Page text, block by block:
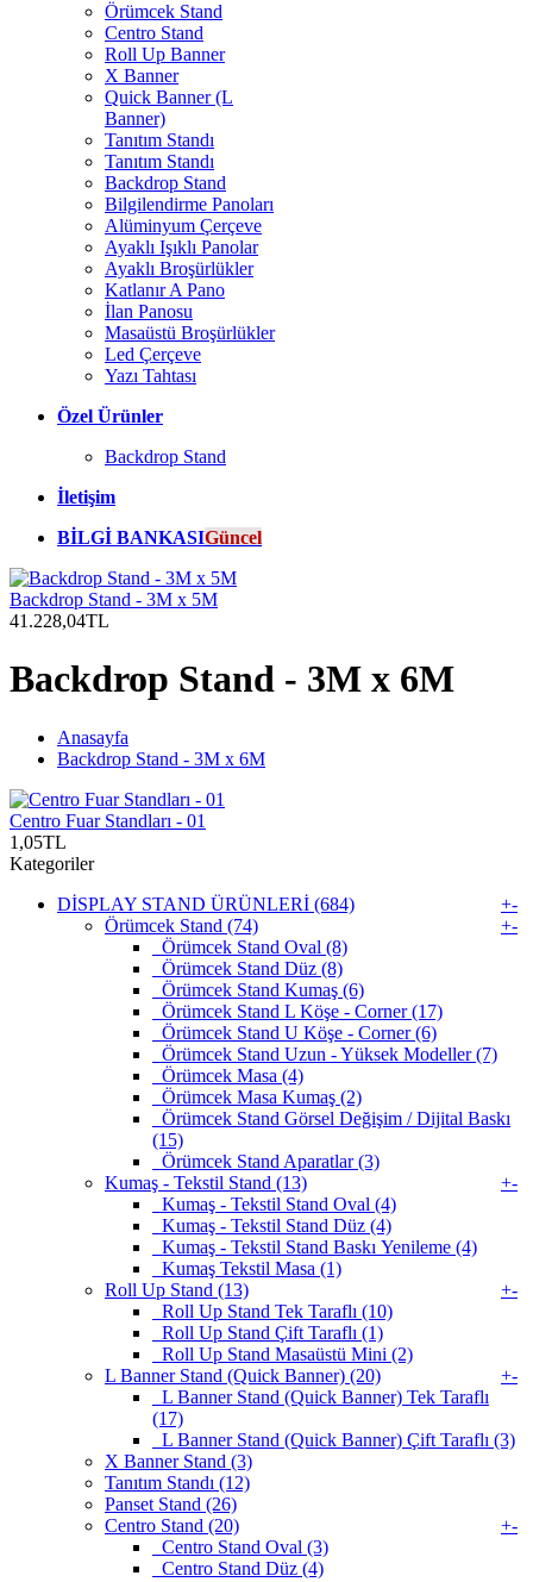
Örümcek Stand
Centro Stand
Roll Up Banner
X Banner
Quick Banner (L
Banner)
Tanıtım Standı
Tanıtım Standı
Backdrop Stand
Bilgilendirme Panoları
Alüminyum Çerçeve
Ayaklı Işıklı Panolar
Ayaklı Broşürlükler
Katlanır A Pano
İlan Panosu
Masaüstü Broşürlükler
Led Çerçeve
Yazı Tahtası
Özel Ürünler
Backdrop Stand
İletişim
BİLGİ BANKASIGüncel
Backdrop Stand - 3M x 5M
41.228,04TL
Backdrop Stand - 3M x 6M
Anasayfa
Backdrop Stand - 3M x 6M
Centro Fuar Standları - 01
1,05TL
Kategoriler
DİSPLAY STAND ÜRÜNLERİ (684)
+-
Örümcek Stand (74)
+-
Örümcek Stand Oval (8)
Örümcek Stand Düz (8)
Örümcek Stand Kumaş (6)
Örümcek Stand L Köşe - Corner (17)
Örümcek Stand U Köşe - Corner (6)
Örümcek Stand Uzun - Yüksek Modeller (7)
Örümcek Masa (4)
Örümcek Masa Kumaş (2)
Örümcek Stand Görsel Değişim / Dijital Baskı
(15)
Örümcek Stand Aparatlar (3)
Kumaş - Tekstil Stand (13)
+-
Kumaş - Tekstil Stand Oval (4)
Kumaş - Tekstil Stand Düz (4)
Kumaş - Tekstil Stand Baskı Yenileme (4)
Kumaş Tekstil Masa (1)
Roll Up Stand (13)
+-
Roll Up Stand Tek Taraflı (10)
Roll Up Stand Çift Taraflı (1)
Roll Up Stand Masaüstü Mini (2)
L Banner Stand (Quick Banner) (20)
+-
L Banner Stand (Quick Banner) Tek Taraflı
(17)
L Banner Stand (Quick Banner) Çift Taraflı (3)
X Banner Stand (3)
Tanıtım Standı (12)
Panset Stand (26)
Centro Stand (20)
+-
Centro Stand Oval (3)
Centro Stand Düz (4)